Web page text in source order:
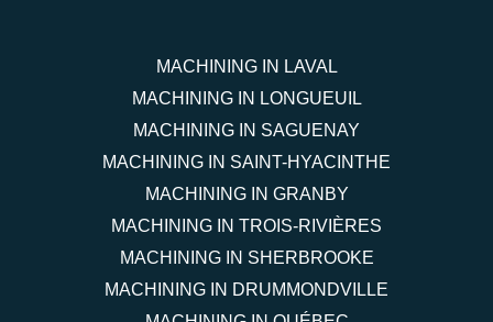
MACHINING IN LAVAL
MACHINING IN LONGUEUIL
MACHINING IN SAGUENAY
MACHINING IN SAINT-HYACINTHE
MACHINING IN GRANBY
MACHINING IN TROIS-RIVIÈRES
MACHINING IN SHERBROOKE
MACHINING IN DRUMMONDVILLE